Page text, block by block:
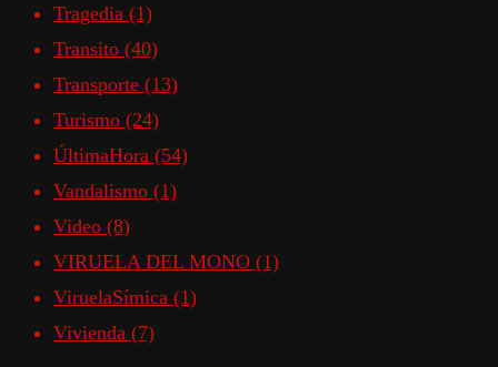
Tragedia (1)
Transito (40)
Transporte (13)
Turismo (24)
ÚltimaHora (54)
Vandalismo (1)
Video (8)
VIRUELA DEL MONO (1)
ViruelaSímica (1)
Vivienda (7)